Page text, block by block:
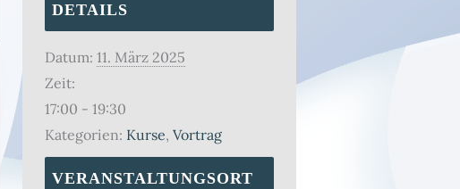
DETAILS
Datum: 11. März 2025
Zeit:
17:00 - 19:30
Kategorien: Kurse, Vortrag
VERANSTALTUNGSORT